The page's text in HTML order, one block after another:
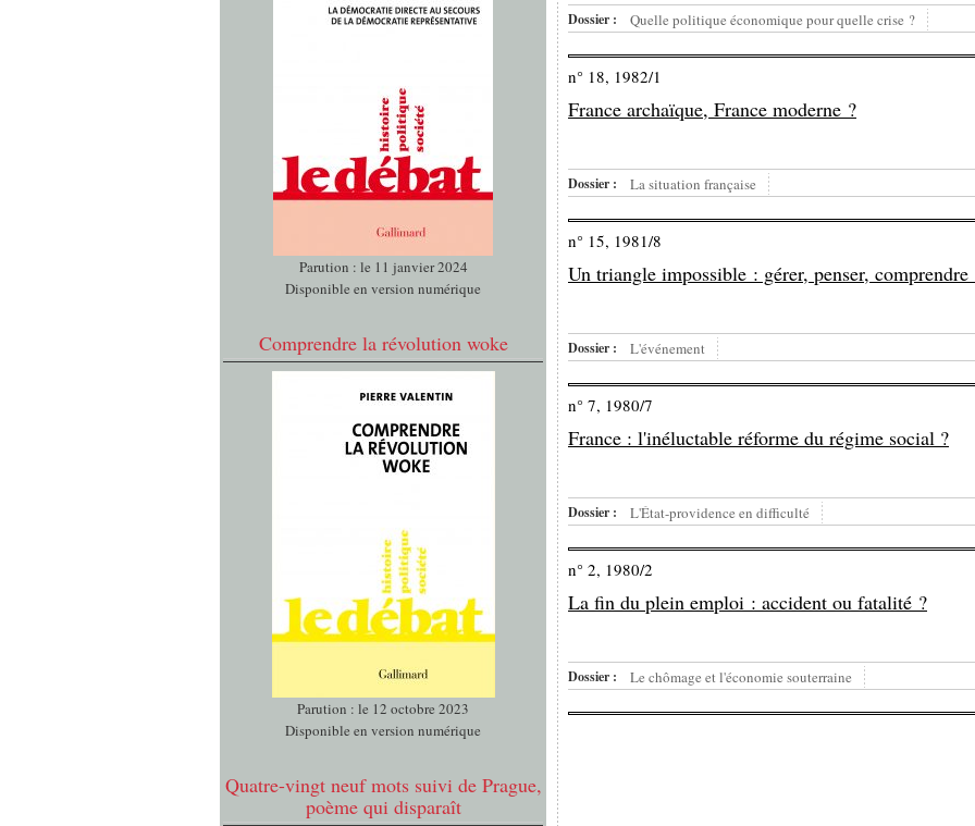
Parution : le 11 janvier 2024
Disponible en version numérique
Comprendre la révolution woke
Parution : le 12 octobre 2023
Disponible en version numérique
Quatre-vingt neuf mots suivi de Prague,
poème qui disparaît
Dossier : Quelle politique économique pour quelle crise ?
n° 18, 1982/1
France archaïque, France moderne ?
Dossier : La situation française
n° 15, 1981/8
Un triangle impossible : gérer, penser, comprendre
Dossier : L'événement
n° 7, 1980/7
France : l'inéluctable réforme du régime social ?
Dossier : L'État-providence en difficulté
n° 2, 1980/2
La fin du plein emploi : accident ou fatalité ?
Dossier : Le chômage et l'économie souterraine